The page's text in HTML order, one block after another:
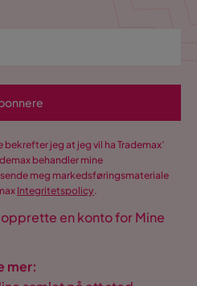
jeg at jeg vil ha Trademax’
behandler mine
meg markedsføringsmateriale
Integritetspolicy.
opprette en konto for Mine
mer: